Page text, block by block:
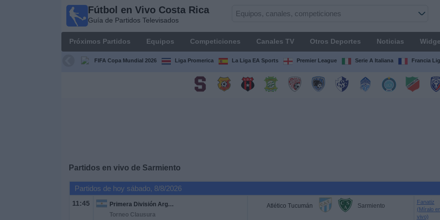
Fútbol en Vivo Costa Rica
Guía de Partidos Televisados
Próximos Partidos Equipos Competiciones Canales TV Otros Deportes Noticias
FIFA Copa Mundial 2026 Liga Promerica La Liga EA Sports Premier League Serie A Italiana Francia
Partidos en vivo de Sarmiento
Partidos de hoy sábado, 8/8/2026
11:45
Primera División Argentina
Torneo Clausura
Atlético Tucumán Sarmiento
Fanatiz
(Míralo en
vivo)